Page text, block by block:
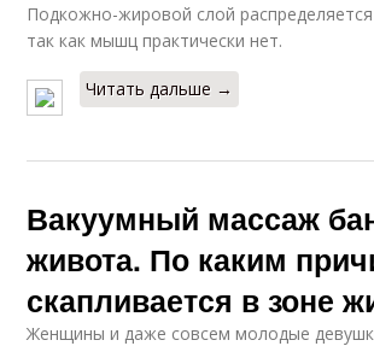
Подкожно-жировой слой
так как мышц практически нет.
Читать дальше →
Вакуумный массаж
живота. По каким
скапливается в зоне
Женщины и даже совсем молодые